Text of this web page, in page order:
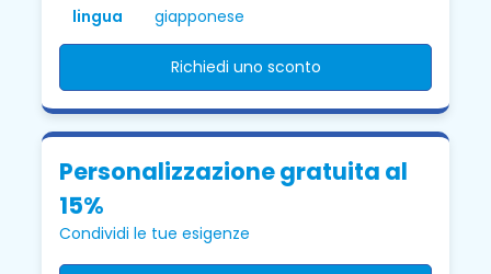
lingua
giapponese
Richiedi uno sconto
Personalizzazione gratuita al
15%
Condividi le tue esigenze